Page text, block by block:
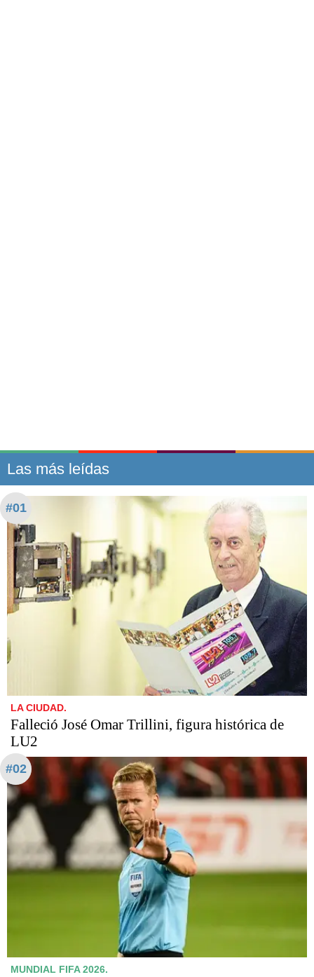
Las más leídas
#01
LA CIUDAD.
Falleció José Omar Trillini, figura histórica de
LU2
#02
MUNDIAL FIFA 2026.